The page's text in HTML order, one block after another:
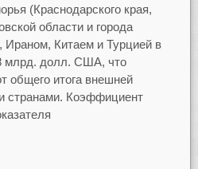
(Краснодарского края,
области и города
Ираном, Китаем и Турцией в
млрд. долл. США, что
общего итога внешней
странами. Коэффициент